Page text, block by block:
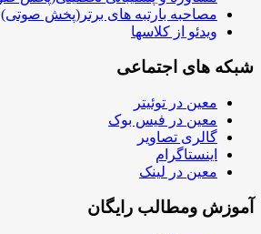
مصاحبه بارتبه های برتر(پخش صوتی)
ویدئو از کلاسها
شبکه های اجتماعی
معین در توئیتر
معین در فیس بوک
گالری تصاویر
اینستاگرام
معین در لینک
آموزش ومطالب رایگان